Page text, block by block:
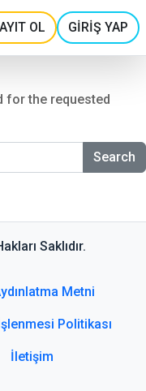
OL GİRİŞ YAP
for the requested
Search
Saklıdır.
Metni
Politikası
İletişim